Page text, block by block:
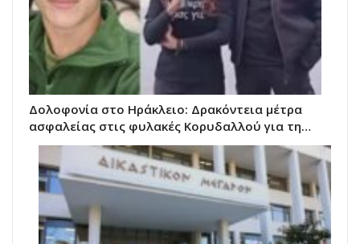
Δολοφονία στο Ηράκλειο: Δρακόντεια μέτρα
ασφαλείας στις φυλακές Κορυδαλλού για τη…